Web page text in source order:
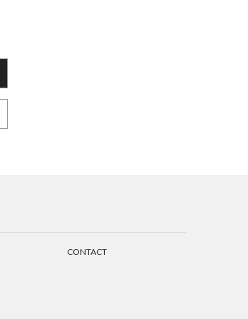
CONTACT